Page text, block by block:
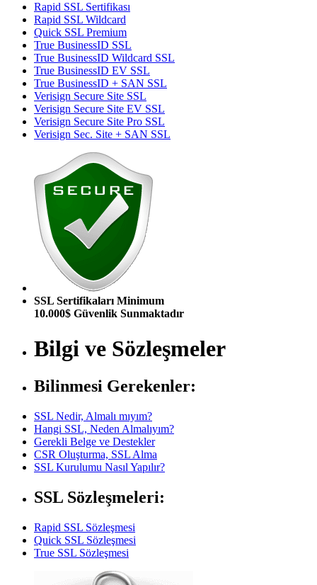
Rapid SSL Sertifikası
Rapid SSL Wildcard
Quick SSL Premium
True BusinessID SSL
True BusinessID Wildcard SSL
True BusinessID EV SSL
True BusinessID + SAN SSL
Verisign Secure Site SSL
Verisign Secure Site EV SSL
Verisign Secure Site Pro SSL
Verisign Sec. Site + SAN SSL
SSL Sertifikaları Minimum
10.000$ Güvenlik Sunmaktadır
Bilgi ve Sözleşmeler
Bilinmesi Gerekenler:
SSL Nedir, Almalı mıyım?
Hangi SSL, Neden Almalıyım?
Gerekli Belge ve Destekler
CSR Oluşturma, SSL Alma
SSL Kurulumu Nasıl Yapılır?
SSL Sözleşmeleri:
Rapid SSL Sözleşmesi
Quick SSL Sözleşmesi
True SSL Sözleşmesi